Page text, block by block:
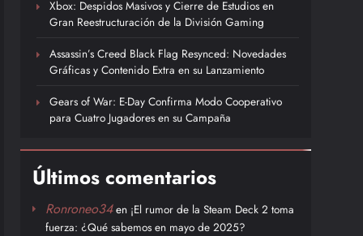
Xbox: Despidos Masivos y Cierre de Estudios en
Gran Reestructuración de la División Gaming
Assassin’s Creed Black Flag Resynced: Novedades
Gráficas y Contenido Extra en su Lanzamiento
Gears of War: E-Day Confirma Modo Cooperativo
para Cuatro Jugadores en su Campaña
Últimos comentarios
Ronroneo34en ¡El rumor de la Steam Deck 2 toma
fuerza: ¿Qué sabemos en mayo de 2025?